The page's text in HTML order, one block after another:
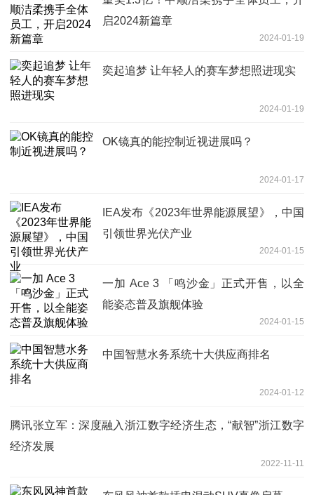
启2024新篇章
2024-01-19
奕起追梦 让年轻人的赛车梦想照进现实
2024-01-19
OK镜真的能控制近视进展吗？
2024-01-17
IEA发布《2023年世界能源展望》，中国
引领世界光伏产业
2024-01-15
一加 Ace 3 「鸣沙金」正式开售，以全
能姿态普及旗舰体验
2024-01-15
中国智慧水务系统十大供应商排名
2024-01-12
腾讯张立军：深度融入浙江数字经济生态，“献智”浙江数字
经济发展
2022-11-11